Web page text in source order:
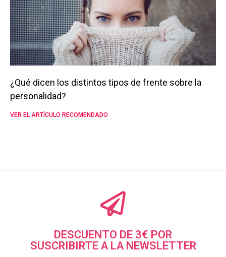
¿Qué dicen los distintos tipos de frente sobre la
personalidad?
VER EL ARTÍCULO RECOMENDADO
DESCUENTO DE 3€ POR
SUSCRIBIRTE A LA NEWSLETTER